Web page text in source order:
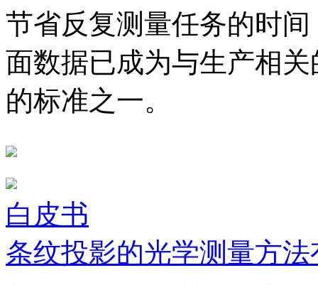
节省反复测量任务的时
面数据已成为与生产相
的标准之一。
白皮书
条纹投影的光学测量方